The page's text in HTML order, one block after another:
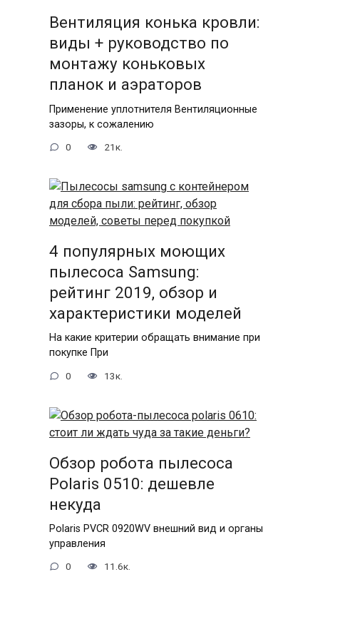
Вентиляция конька кровли:
виды + руководство по
монтажу коньковых
планок и аэраторов
Применение уплотнителя Вентиляционные
зазоры, к сожалению
0 21к.
4 популярных моющих
пылесоса Samsung:
рейтинг 2019, обзор и
характеристики моделей
На какие критерии обращать внимание при
покупке При
0 13к.
Обзор робота пылесоса
Polaris 0510: дешевле
некуда
Polaris PVCR 0920WV внешний вид и органы
управления
0 11.6к.